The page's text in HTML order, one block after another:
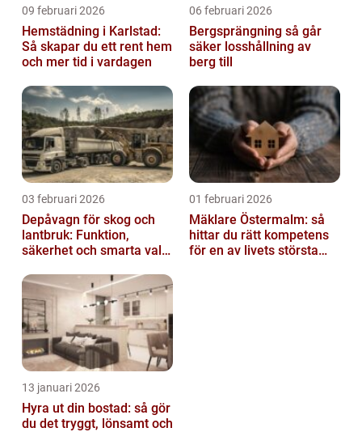
09 februari 2026
Hemstädning i Karlstad:
Så skapar du ett rent hem
och mer tid i vardagen
06 februari 2026
Bergsprängning så går
säker losshållning av
berg till
03 februari 2026
Depåvagn för skog och
lantbruk: Funktion,
säkerhet och smarta val
01 februari 2026
Mäklare Östermalm: så
hittar du rätt kompetens
för en av livets största
13 januari 2026
Hyra ut din bostad: så gör
du det tryggt, lönsamt och